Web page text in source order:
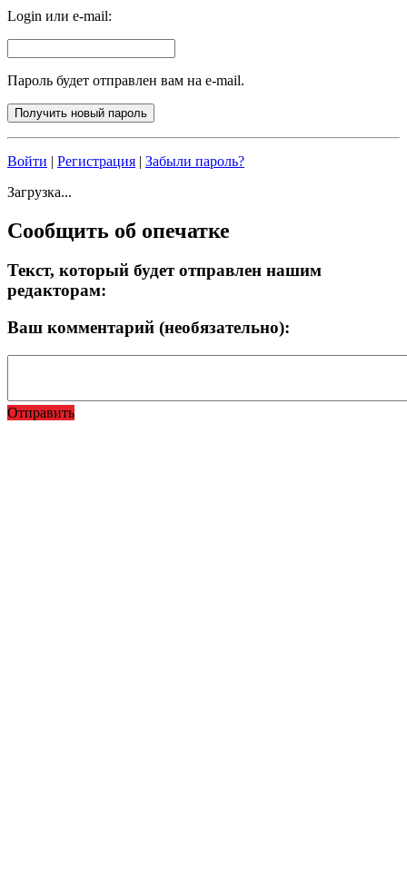
Login или e-mail:
Пароль будет отправлен вам на e-mail.
Войти | Регистрация | Забыли пароль?
Загрузка...
Сообщить об опечатке
Текст, который будет отправлен нашим
редакторам:
Ваш комментарий (необязательно):
Отправить